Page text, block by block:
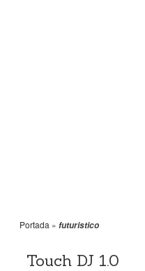
Portada » futuristico
Touch DJ 1.0